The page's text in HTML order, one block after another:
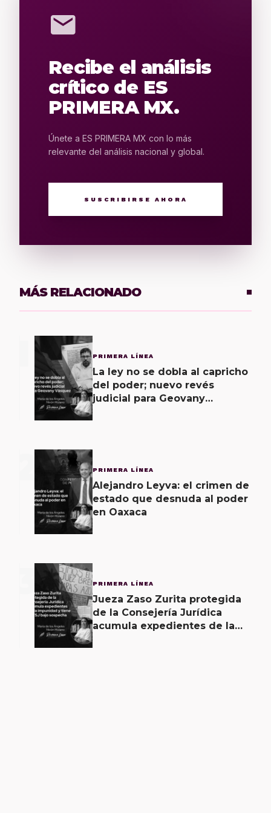
mail
Recibe el análisis
crítico de ES
PRIMERA MX.
Únete a ES PRIMERA MX con lo más
relevante del análisis nacional y global.
SUSCRIBIRSE AHORA
MÁS RELACIONADO
PRIMERA LÍNEA
La ley no se dobla al capricho
del poder; nuevo revés
judicial para Geovany
PRIMERA LÍNEA
Alejandro Leyva: el crimen de
estado que desnuda al poder
en Oaxaca
3 PRIMERA LÍNEA
Jueza Zaso Zurita protegida
de la Consejería Jurídica
acumula expedientes de la